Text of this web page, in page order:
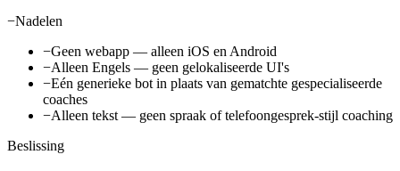
−Nadelen
−Geen webapp — alleen iOS en Android
−Alleen Engels — geen gelokaliseerde UI's
−Eén generieke bot in plaats van gematchte gespecialiseerde
coaches
−Alleen tekst — geen spraak of telefoongesprek-stijl coaching
Beslissing